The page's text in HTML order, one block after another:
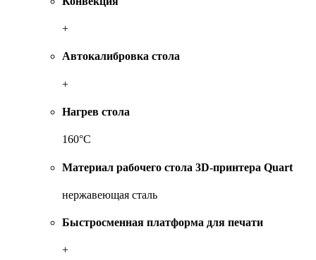
+
Автокалибровка стола
+
Нагрев стола
160°C
Материал рабочего стола 3D-принтера Quart
нержавеющая сталь
Быстросменная платформа для печати
+